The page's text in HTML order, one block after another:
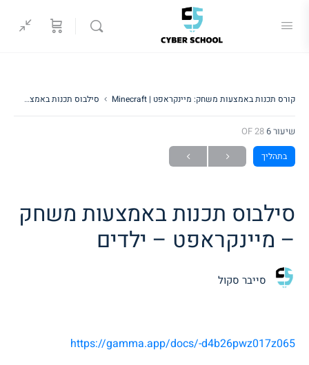
קורס תכנות באמצעות משחק: מיינקראפט | Minecraft סילבוס תכנות באמצעות משחק – מיינקראפט – ילדים
שיעור 6 OF 28
בתהליך
סילבוס תכנות באמצעות משחק
– מיינקראפט – ילדים
סייבר סקול
https://gamma.app/docs/-d4b26pwz017z065